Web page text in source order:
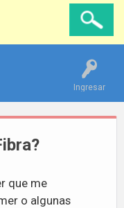
Ingresar
que me
o algunas